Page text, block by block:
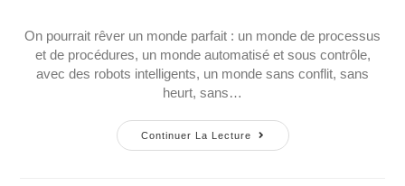
On pourrait rêver un monde parfait : un monde de processus
et de procédures, un monde automatisé et sous contrôle,
avec des robots intelligents, un monde sans conflit, sans
heurt, sans…
Continuer La Lecture